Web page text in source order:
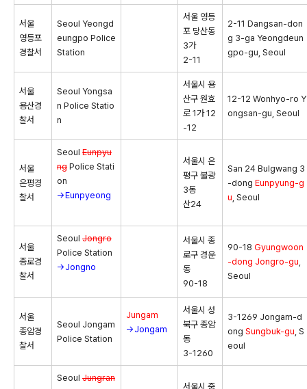
서울
영등포
경찰서
Seoul Yeongd
eungpo Police
Station
서울 영등
포 당산동
3가
2-11
2-11 Dangsan-don
g 3-ga Yeongdeun
gpo-gu, Seoul
서울
용산경
찰서
Seoul Yongsa
n Police Statio
n
서울시 용
산구 원효
로 1가 12
-12
12-12 Wonhyo-ro Y
ongsan-gu, Seoul
서울
은평경
찰서
Seoul Eunpyu
ng Police Stati
on
→Eunpyeong
서울시 은
평구 불광
3동
산24
San 24 Bulgwang 3
-dong Eunpyung-g
u , Seoul
서울
종로경
찰서
Seoul Jongro
Police Station
→Jongno
서울시 종
로구 경운
동
90-18
90-18 Gyungwoon
-dong Jongro-gu
Seoul
서울
종암경
찰서
Seoul Jongam
Police Station
Jungam
→Jongam
서울시 성
북구 종암
동
3-1260
3-1269 Jongam-d
ong Sungbuk-gu , S
eoul
Seoul Jungran
서울시 중